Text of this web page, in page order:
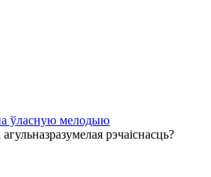
ўласную мелодыю
рэчаіснасць?